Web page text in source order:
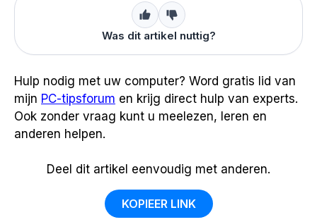
Was dit artikel nuttig?
Hulp nodig met uw computer? Word gratis lid van
mijn PC-tipsforum en krijg direct hulp van experts.
Ook zonder vraag kunt u meelezen, leren en
anderen helpen.
Deel dit artikel eenvoudig met anderen.
KOPIEER LINK